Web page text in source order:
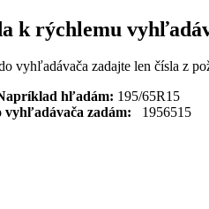
k rýchlemu
vyhľadávača zadajte len čísla z
hľadám: 195/65R15
vyhľadávača zadám: 1956515